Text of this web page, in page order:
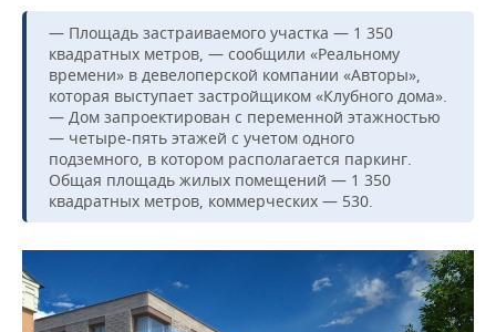
— Площадь застраиваемого участка — 1 350
квадратных метров, — сообщили «Реальному
времени» в девелоперской компании «Авторы»,
которая выступает застройщиком «Клубного дома».
— Дом запроектирован с переменной этажностью
— четыре-пять этажей с учетом одного
подземного, в котором располагается паркинг.
Общая площадь жилых помещений — 1 350
квадратных метров, коммерческих — 530.